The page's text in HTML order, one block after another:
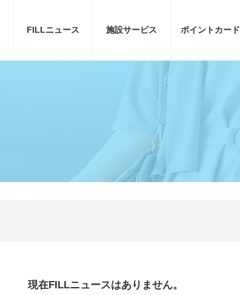
FILLニュース 施設サービス ポイントカード
現在FILLニュースはありません。